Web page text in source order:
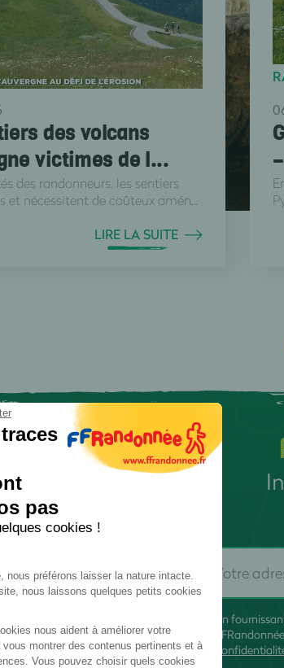
des volcans
victimes de l...
des randonneurs, les sentiers
et nécessitent de coûteux amén...
LIRE LA SUITE
En
pas
cookies !
, nous préférons laisser la nature intacte.
nous laissons quelques petits cookies
nous aident à améliorer votre
montrer des contenus pertinents et à
Vous pouvez choisir quels cookies